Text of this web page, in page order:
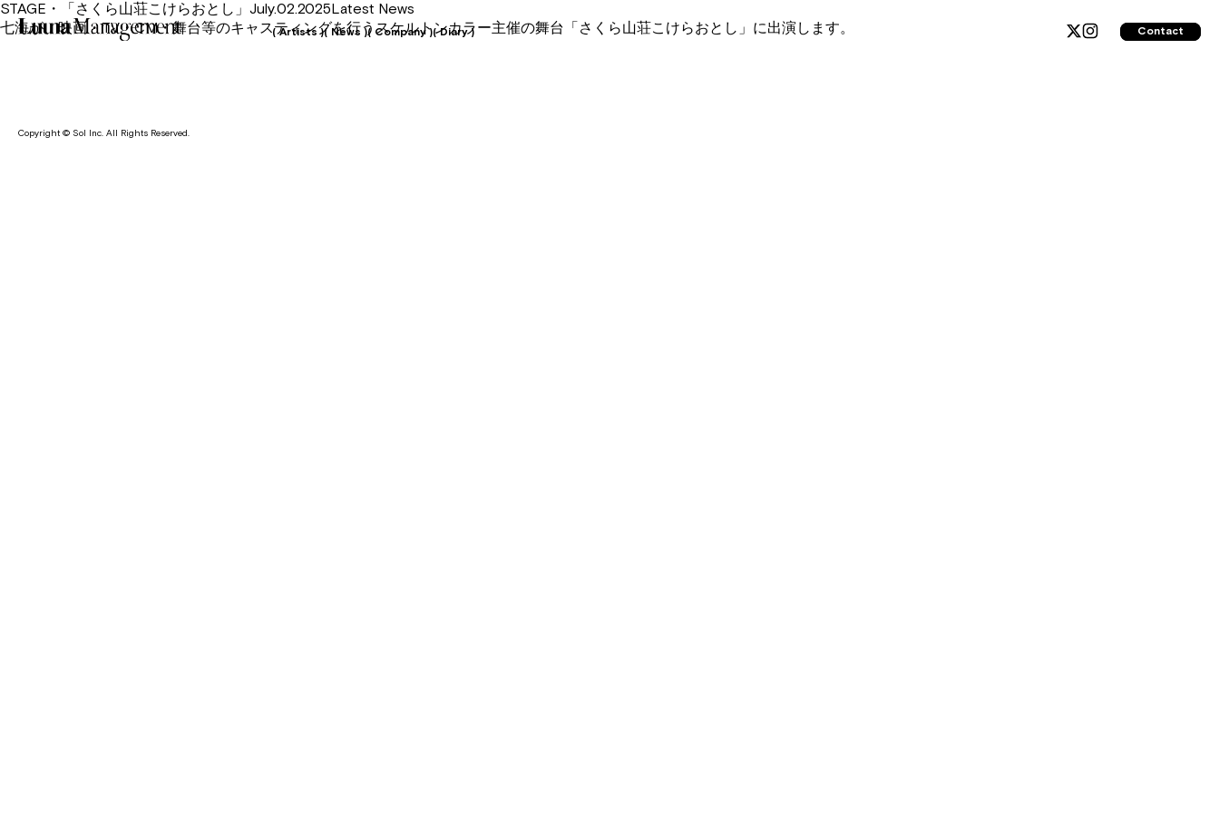
( Artists )( News )( Company )( Diary ) Contact
STAGE・「さくら山荘こけらおとし」July.02.2025Latest News
七海が、映画・TV・CM・舞台等のキャスティングを行うスケルトンカラー主催の舞台「さくら山荘こけらおとし」に出演します。
Copyright © Sol Inc. All Rights Reserved.